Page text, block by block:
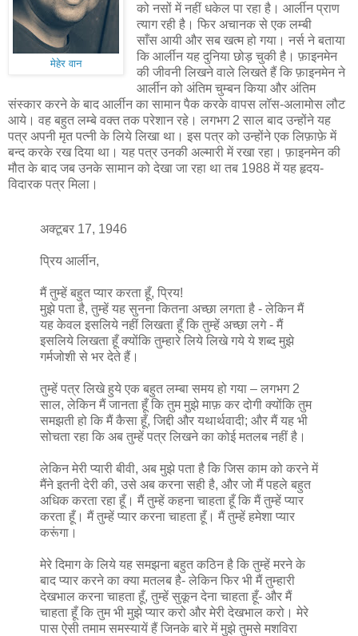
मेहेर वान
को नसों में नहीं धकेल पा रहा है। आर्लीन प्राण
त्याग रही है। फिर अचानक से एक लम्बी
साँस आयी और सब खत्म हो गया। नर्स ने बताया
कि आर्लीन यह दुनिया छोड़ चुकी है। फ़ाइनमेन
की जीवनी लिखने वाले लिखते हैं कि फ़ाइनमेन ने
आर्लीन को अंतिम चुम्बन किया और अंतिम
संस्कार करने के बाद आर्लीन का सामान पैक करके वापस लॉस-अलामोस लौट
आये। वह बहुत लम्बे वक्त तक परेशान रहे। लगभग 2 साल बाद उन्होंने यह
पत्र अपनी मृत पत्नी के लिये लिखा था। इस पत्र को उन्होंने एक लिफ़ाफ़े में
बन्द करके रख दिया था। यह पत्र उनकी अल्मारी में रखा रहा। फ़ाइनमेन की
मौत के बाद जब उनके सामान को देखा जा रहा था तब 1988 में यह हृदय-
विदारक पत्र मिला।
अक्टूबर 17, 1946
प्रिय आर्लीन,
मैं तुम्हें बहुत प्यार करता हूँ, प्रिय!
मुझे पता है, तुम्हें यह सुनना कितना अच्छा लगता है - लेकिन मैं
यह केवल इसलिये नहीं लिखता हूँ कि तुम्हें अच्छा लगे - मैं
इसलिये लिखता हूँ क्योंकि तुम्हारे लिये लिखे गये ये शब्द मुझे
गर्मजोशी से भर देते हैं।
तुम्हें पत्र लिखे हुये एक बहुत लम्बा समय हो गया – लगभग 2
साल, लेकिन मैं जानता हूँ कि तुम मुझे माफ़ कर दोगी क्योंकि तुम
समझती हो कि मैं कैसा हूँ, जिद्दी और यथार्थवादी; और मैं यह भी
सोचता रहा कि अब तुम्हें पत्र लिखने का कोई मतलब नहीं है।
लेकिन मेरी प्यारी बीवी, अब मुझे पता है कि जिस काम को करने में
मैंने इतनी देरी की, उसे अब करना सही है, और जो मैं पहले बहुत
अधिक करता रहा हूँ। मैं तुम्हें कहना चाहता हूँ कि मैं तुम्हें प्यार
करता हूँ। मैं तुम्हें प्यार करना चाहता हूँ। मैं तुम्हें हमेशा प्यार
करूंगा।
मेरे दिमाग के लिये यह समझना बहुत कठिन है कि तुम्हें मरने के
बाद प्यार करने का क्या मतलब है- लेकिन फिर भी मैं तुम्हारी
देखभाल करना चाहता हूँ, तुम्हें सुकून देना चाहता हूँ- और मैं
चाहता हूँ कि तुम भी मुझे प्यार करो और मेरी देखभाल करो। मेरे
पास ऐसी तमाम समस्यायें हैं जिनके बारे में मुझे तुमसे मशविरा